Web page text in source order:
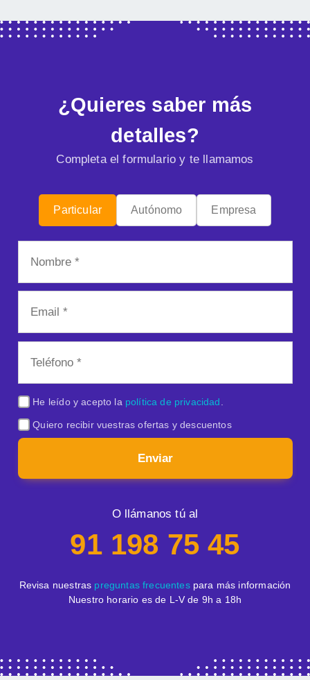
¿Quieres saber más
detalles?
Completa el formulario y te llamamos
Particular Autónomo Empresa
He leído y acepto la política de privacidad
Quiero recibir vuestras ofertas y descuentos
Enviar
O llámanos tú al
91 198 75 45
Revisa nuestras preguntas frecuentespara más información
Nuestro horario es de L-V de 9h a 18h